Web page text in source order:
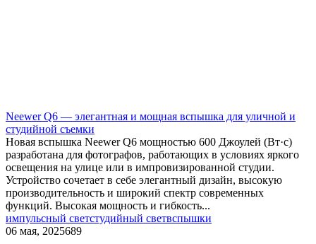
Neewer Q6 — элегантная и мощная вспышка для уличной и
студийной съемки
Новая вспышка Neewer Q6 мощностью 600 Джоулей (Вт·с)
разработана для фотографов, работающих в условиях яркого
освещения на улице или в импровизированной студии.
Устройство сочетает в себе элегантный дизайн, высокую
производительность и широкий спектр современных
функций. Высокая мощность и гибкость...
импульсный светстудийный светвспышки
06 мая, 2025689